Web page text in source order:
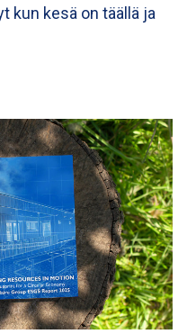
kun kesä on täällä ja